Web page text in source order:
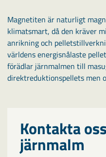
Magnetiten är naturligt
klimatsmart, då den kräver
anrikning och
världens energisnålaste
förädlar järnmalmen till
direktreduktionspellets men
Kontakta
järnmalm